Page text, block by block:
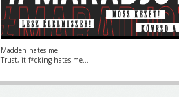
Madden hates me.
Trust, it f*cking hates me...